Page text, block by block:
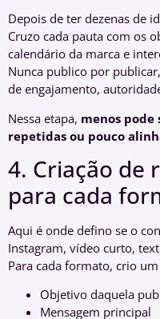
Depois de ter dezenas de
Cruzo cada pauta com os
calendário da marca e
Nunca publico por
de engajamento,
Nessa etapa, menos pode
repetidas ou pouco
4. Criação de
para cada
Aqui é onde defino se o
Instagram, vídeo curto,
Para cada formato, crio
Objetivo daquela
Mensagem principal